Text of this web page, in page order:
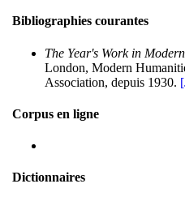
Bibliographies courantes
The Year's Work in
London, Modern
Association, depuis 1930.
Corpus en ligne
Dictionnaires